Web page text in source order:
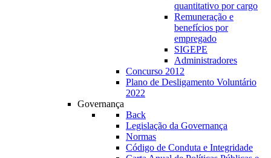
quantitativo por cargo
Remuneração e
benefícios por
empregado
SIGEPE
Administradores
Concurso 2012
Plano de Desligamento Voluntário
2022
Governança
Back
Legislação da Governança
Normas
Código de Conduta e Integridade